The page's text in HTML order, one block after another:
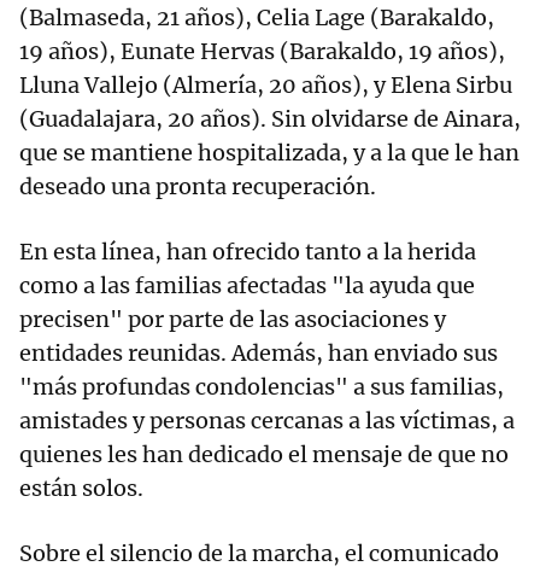
(Balmaseda, 21 años), Celia Lage (Barakaldo,
19 años), Eunate Hervas (Barakaldo, 19 años),
Lluna Vallejo (Almería, 20 años), y Elena Sirbu
(Guadalajara, 20 años). Sin olvidarse de Ainara,
que se mantiene hospitalizada, y a la que le han
deseado una pronta recuperación.
En esta línea, han ofrecido tanto a la herida
como a las familias afectadas "la ayuda que
precisen" por parte de las asociaciones y
entidades reunidas. Además, han enviado sus
"más profundas condolencias" a sus familias,
amistades y personas cercanas a las víctimas, a
quienes les han dedicado el mensaje de que no
están solos.
Sobre el silencio de la marcha, el comunicado